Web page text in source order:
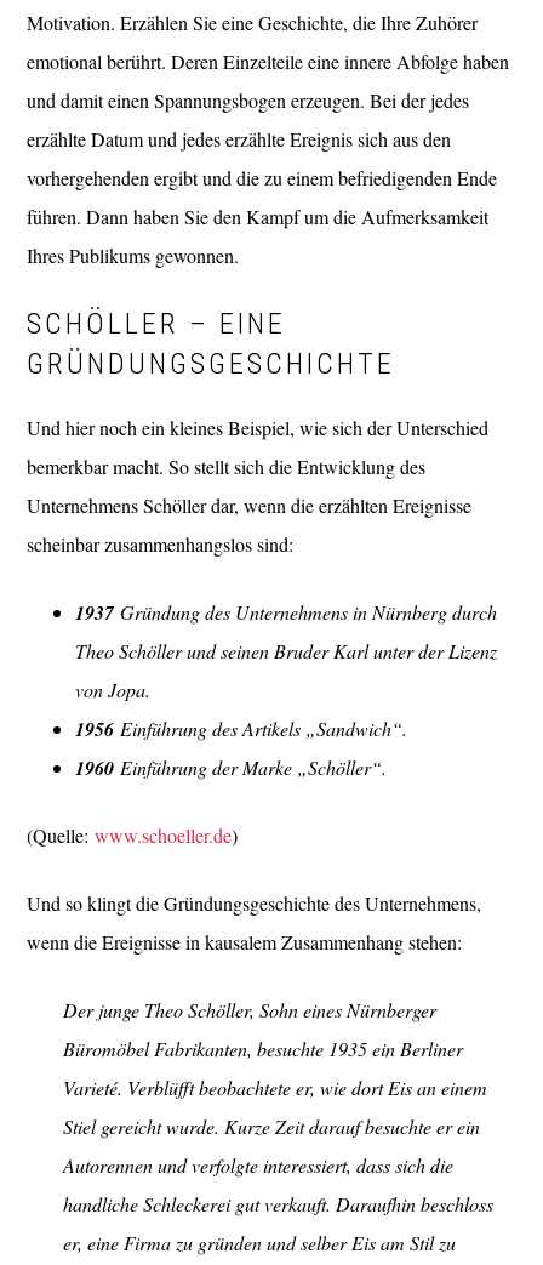
Motivation. Erzählen Sie eine Geschichte, die Ihre Zuhörer
emotional berührt. Deren Einzelteile eine innere Abfolge haben
und damit einen Spannungsbogen erzeugen. Bei der jedes
erzählte Datum und jedes erzählte Ereignis sich aus den
vorhergehenden ergibt und die zu einem befriedigenden Ende
führen. Dann haben Sie den Kampf um die Aufmerksamkeit
Ihres Publikums gewonnen.
SCHÖLLER – EINE
GRÜNDUNGSGESCHICHTE
Und hier noch ein kleines Beispiel, wie sich der Unterschied
bemerkbar macht. So stellt sich die Entwicklung des
Unternehmens Schöller dar, wenn die erzählten Ereignisse
scheinbar zusammenhangslos sind:
1937Gründung des Unternehmens in Nürnberg durch
Theo Schöller und seinen Bruder Karl unter der Lizenz
von Jopa.
1956Einführung des Artikels „Sandwich“.
1960Einführung der Marke „Schöller“.
(Quelle:www.schoeller.de)
Und so klingt die Gründungsgeschichte des Unternehmens,
wenn die Ereignisse in kausalem Zusammenhang stehen:
Der junge Theo Schöller, Sohn eines Nürnberger
Büromöbel Fabrikanten, besuchte 1935 ein Berliner
Varieté. Verblüfft beobachtete er, wie dort Eis an einem
Stiel gereicht wurde. Kurze Zeit darauf besuchte er ein
Autorennen und verfolgte interessiert, dass sich die
handliche Schleckerei gut verkauft. Daraufhin beschloss
er, eine Firma zu gründen und selber Eis am Stil zu